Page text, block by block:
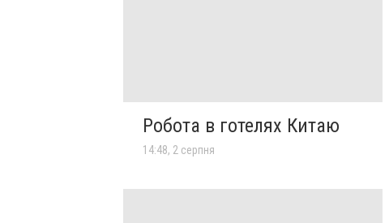
Робота в готелях Китаю
14:48, 2 серпня